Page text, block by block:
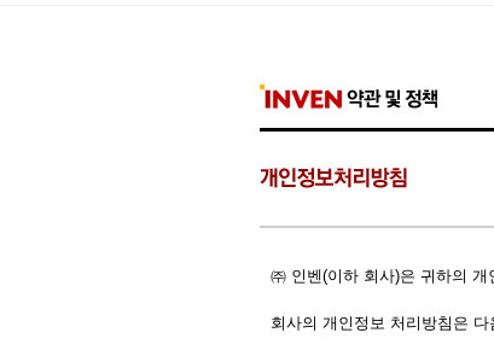
㈜ 인벤(이하 회사)은 귀하의
회사의 개인정보 처리방침은